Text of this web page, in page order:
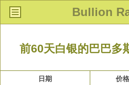
Bullion
前60天白银的巴巴多
日期 价